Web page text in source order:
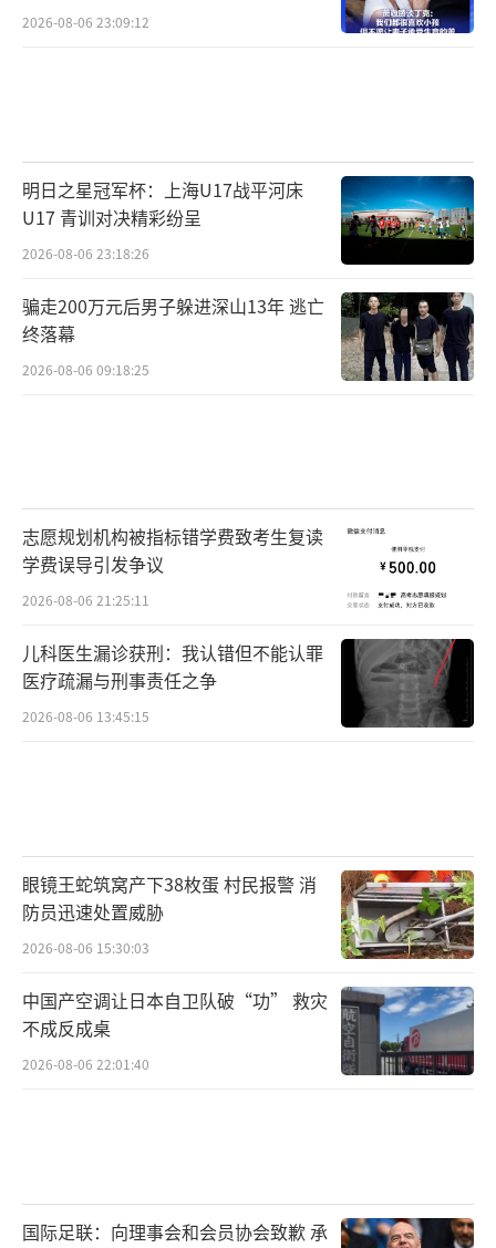
2026-08-06 23:09:12
明日之星冠军杯：上海U17战平河床
U17 青训对决精彩纷呈
2026-08-06 23:18:26
骗走200万元后男子躲进深山13年 逃亡
终落幕
2026-08-06 09:18:25
志愿规划机构被指标错学费致考生复读
学费误导引发争议
2026-08-06 21:25:11
儿科医生漏诊获刑：我认错但不能认罪
医疗疏漏与刑事责任之争
2026-08-06 13:45:15
眼镜王蛇筑窝产下38枚蛋 村民报警 消
防员迅速处置威胁
2026-08-06 15:30:03
中国产空调让日本自卫队破“功” 救灾
不成反成桌
2026-08-06 22:01:40
国际足联：向理事会和会员协会致歉 承